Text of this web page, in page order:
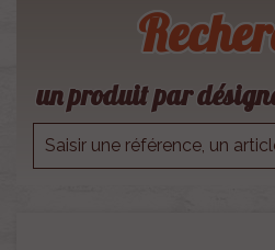
un produit par